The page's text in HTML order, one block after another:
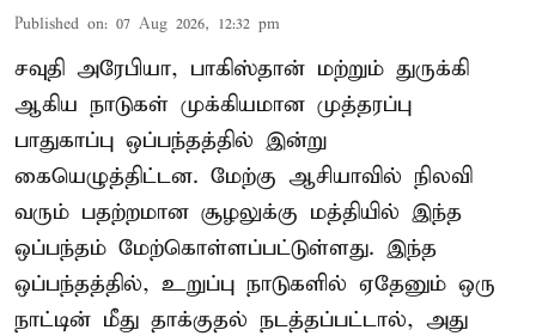
Published on: 07 Aug 2026, 12:32 pm
சவுதி அரேபியா, பாகிஸ்தான் மற்றும் துருக்கி
ஆகிய நாடுகள் முக்கியமான முத்தரப்பு
பாதுகாப்பு ஒப்பந்தத்தில் இன்று
கையெழுத்திட்டன. மேற்கு ஆசியாவில் நிலவி
வரும் பதற்றமான சூழலுக்கு மத்தியில் இந்த
ஒப்பந்தம் மேற்கொள்ளப்பட்டுள்ளது. இந்த
ஒப்பந்தத்தில், உறுப்பு நாடுகளில் ஏதேனும் ஒரு
நாட்டின் மீது தாக்குதல் நடத்தப்பட்டால், அது